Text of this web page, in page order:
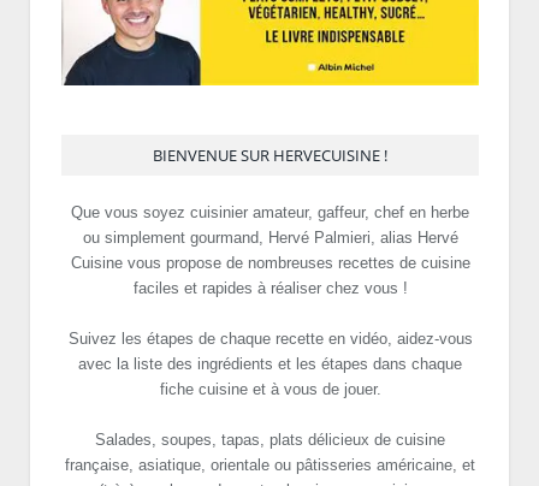
BIENVENUE SUR HERVECUISINE !
Que vous soyez cuisinier amateur, gaffeur, chef en herbe
ou simplement gourmand, Hervé Palmieri, alias Hervé
Cuisine vous propose de nombreuses recettes de cuisine
faciles et rapides à réaliser chez vous !
Suivez les étapes de chaque recette en vidéo, aidez-vous
avec la liste des ingrédients et les étapes dans chaque
fiche cuisine et à vous de jouer.
Salades, soupes, tapas, plats délicieux de cuisine
française, asiatique, orientale ou pâtisseries américaine, et